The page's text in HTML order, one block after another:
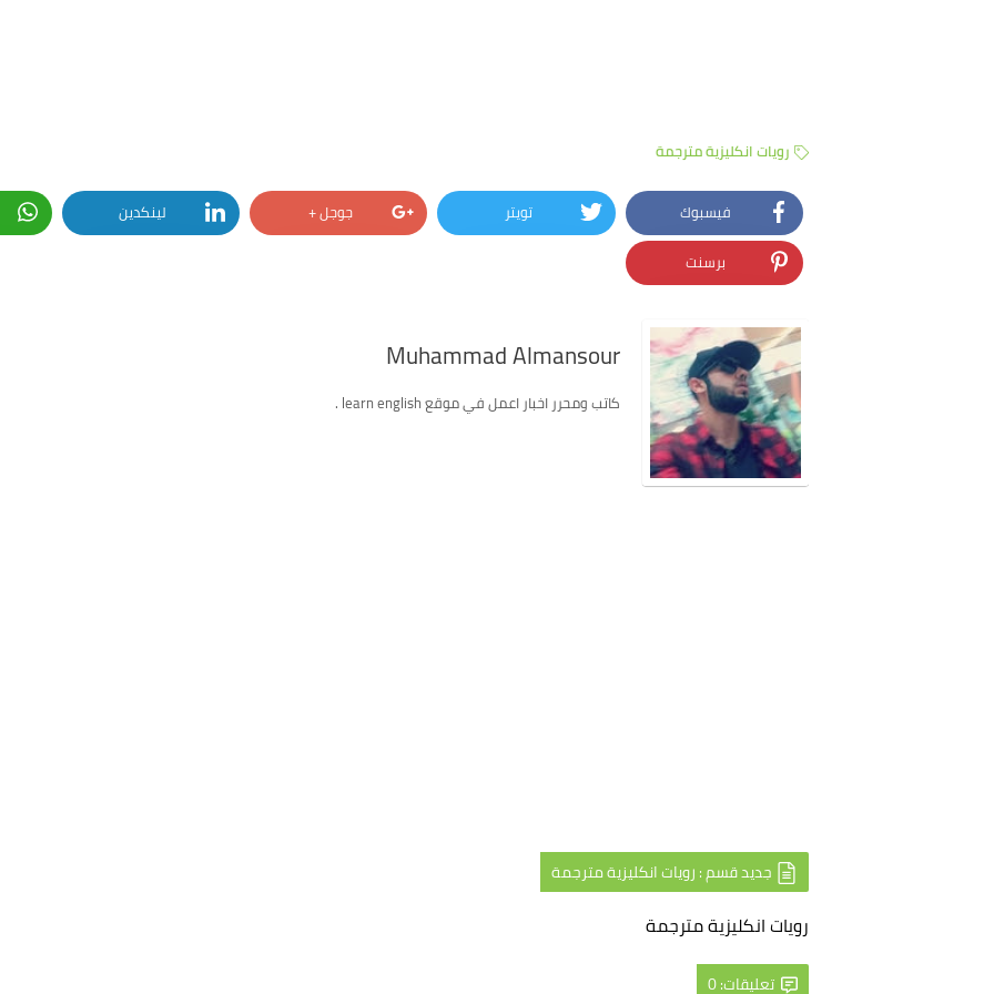
رويات انكليزية مترجمة
فيسبوك تويتر جوجل + لينكدين
برسنت
Muhammad Almansour
كاتب ومحرر اخبار اعمل في موقع learn english .
جديد قسم : رويات انكليزية مترجمة
رويات انكليزية مترجمة
تعليقات: 0